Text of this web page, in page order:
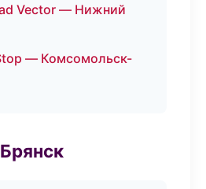
Vector — Нижний
— Комсомольск-